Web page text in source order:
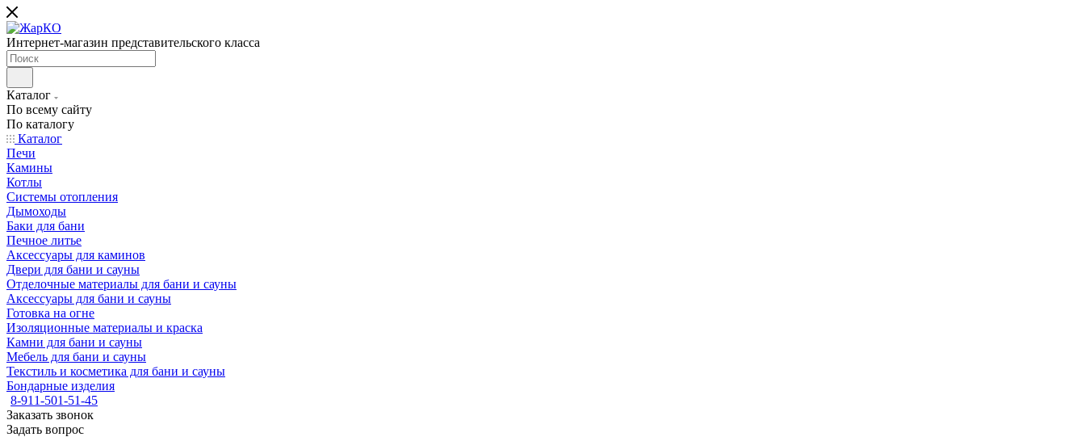
Интернет-магазин представительского класса
Каталог
По всему сайту
По каталогу
Каталог
Печи
Камины
Котлы
Системы отопления
Дымоходы
Баки для бани
Печное литье
Аксессуары для каминов
Двери для бани и сауны
Отделочные материалы для бани и сауны
Аксессуары для бани и сауны
Готовка на огне
Изоляционные материалы и краска
Камни для бани и сауны
Мебель для бани и сауны
Текстиль и косметика для бани и сауны
Бондарные изделия
8-911-501-51-45
Заказать звонок
Задать вопрос